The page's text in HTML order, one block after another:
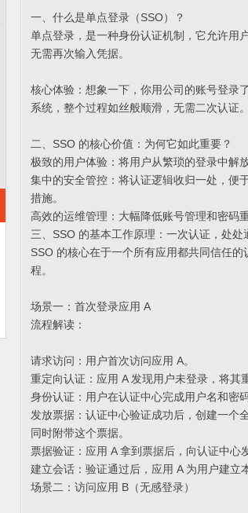
一、什么是单点登录（SSO）？
单点登录，是一种身份认证机制，它允许用
无需再次输入凭据。
核心体验：想象一下，你用公司的账号登录
系统，整个过程如丝般顺滑，无需二次认证
二、SSO 的核心价值：为何它如此重要？
极致的用户体验：将用户从繁琐的登录中解
集中的安全管控：将认证逻辑收归一处，便
措施。
高效的运维管理：大幅降低账号管理和密码
三、SSO 的基本工作原理：一次认证，处处
SSO 的核心在于一个所有应用都共同信任
程。
场景一：首次登录应用 A
流程解读：
请求访问：用户首次访问应用 A。
重定向认证：应用 A 发现用户未登录，将其
身份认证：用户在认证中心完成用户名和密码
发放票据：认证中心验证成功后，创建一个
同时附带这个票据。
票据验证：应用 A 拿到票据后，向认证中心
建立会话：验证通过后，应用 A 为用户建立
场景二：访问应用 B（无感登录）